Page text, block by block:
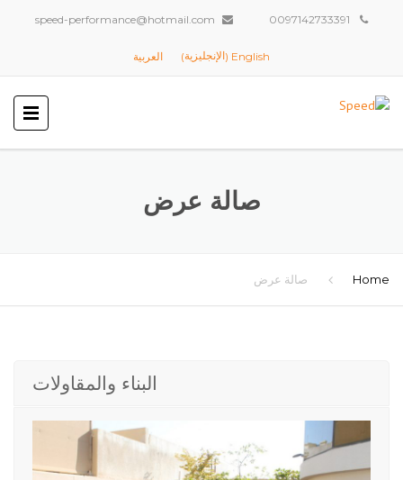
0097142733391
speed-performance@hotmail.com
English
(الإنجليزية) العربية
صالة عرض
Home صالة عرض
البناء والمقاولات